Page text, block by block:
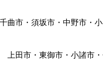
曲市・須坂市・中野市・
上田市・東御市・小諸市